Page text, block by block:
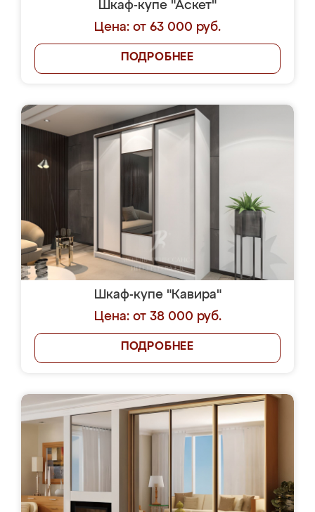
Шкаф-купе "Аскет"
Цена: от 63 000 руб.
ПОДРОБНЕЕ
Шкаф-купе "Кавира"
Цена: от 38 000 руб.
ПОДРОБНЕЕ